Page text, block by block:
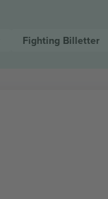
Fighting Billetter